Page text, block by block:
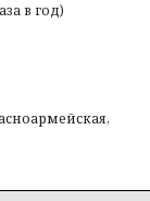
в год)